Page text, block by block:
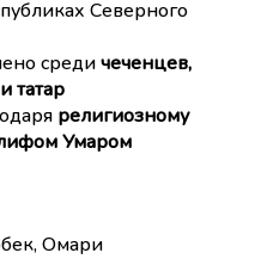
Северного
средичеченцев,
татар
религиозному
Умаром
Омари